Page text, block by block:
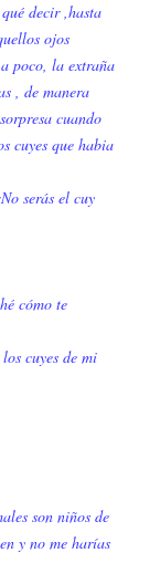
decir ,hasta
ojos
poco, la extraña
, de manera
cuando
cuyes que habia
serás el cuy
cómo te
cuyes de mi
son niños de
y no me harías